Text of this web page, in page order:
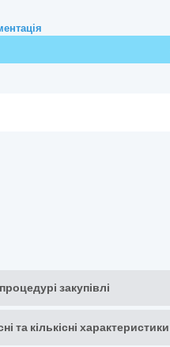
закупівлі
та кількісні